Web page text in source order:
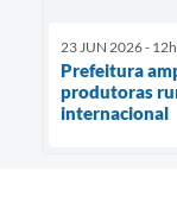
23 JUN 2026 -
Prefeitura
produtoras
internacional